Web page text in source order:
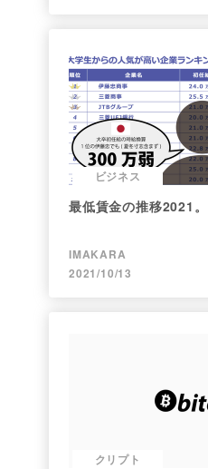
ビジネス
最低賃金の推移2021。
IMAKARA
2021/10/13
クリプト